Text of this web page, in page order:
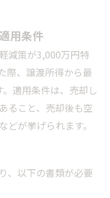
用条件
減策が3,000万円特
際、譲渡所得から最
適用条件は、売却し
ること、売却後も空
が挙げられます。
、以下の書類が必要